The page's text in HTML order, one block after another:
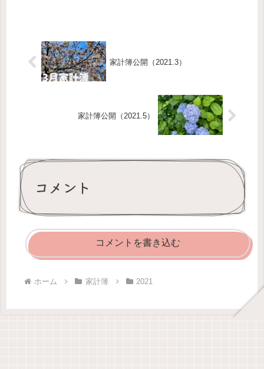
家計簿公開（2021.3）
家計簿公開（2021.5）
コメント
コメントを書き込む
ホーム 家計簿 2021